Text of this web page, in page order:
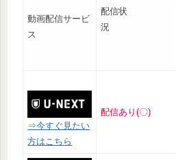
動画配信サービ
ス
配信状
況
⇒今すぐ見たい
方はこちら
配信あり(〇)